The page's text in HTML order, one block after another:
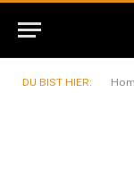
DU BIST HIER: